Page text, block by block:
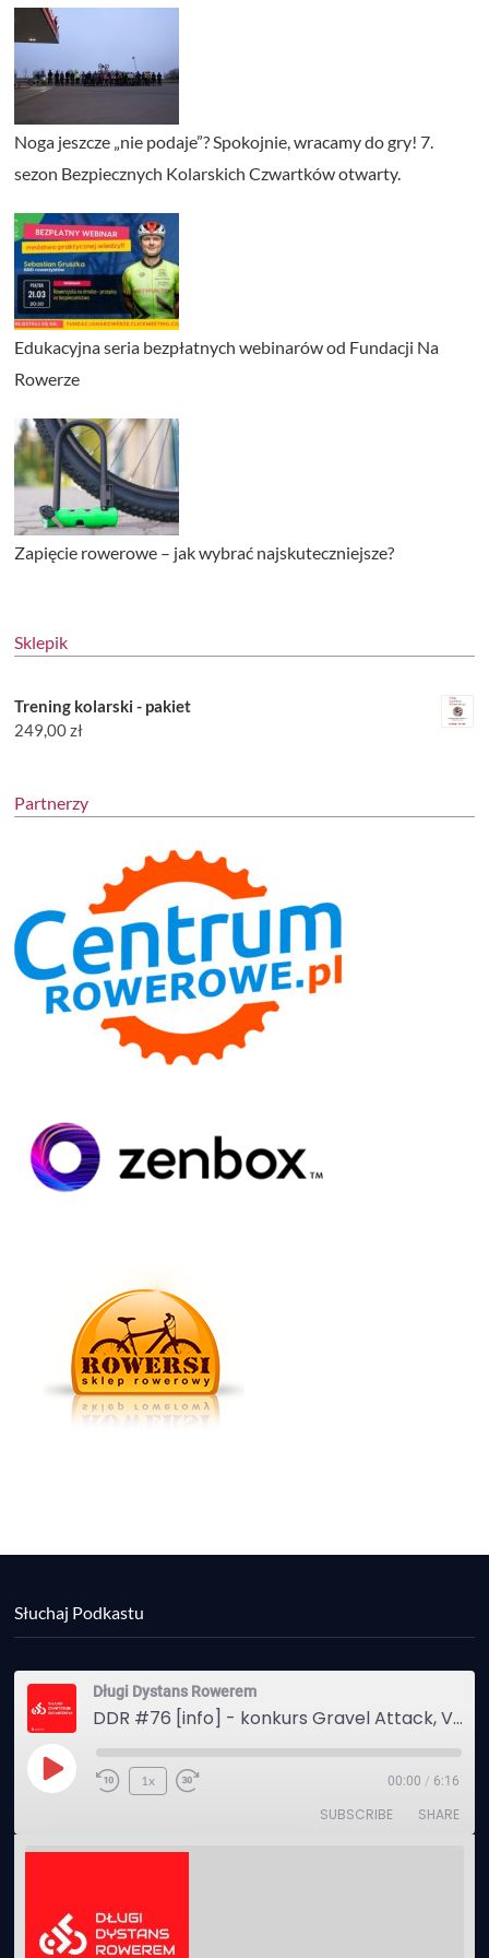
Noga jeszcze „nie podaje”? Spokojnie, wracamy do gry! 7.
sezon Bezpiecznych Kolarskich Czwartków otwarty.
Edukacyjna seria bezpłatnych webinarów od Fundacji Na
Rowerze
Zapięcie rowerowe – jak wybrać najskuteczniejsze?
Sklepik
Trening kolarski - pakiet
249,00zł
Partnerzy
Słuchaj Podkastu
Długi Dystans Rowerem
DDR #76 [info] - konkurs Gravel Attack, Varmia Gravel, Bike Expo, Inspire India Ultra Race
Play
1x 00:00 / 6:16
SUBSCRIBE SHARE